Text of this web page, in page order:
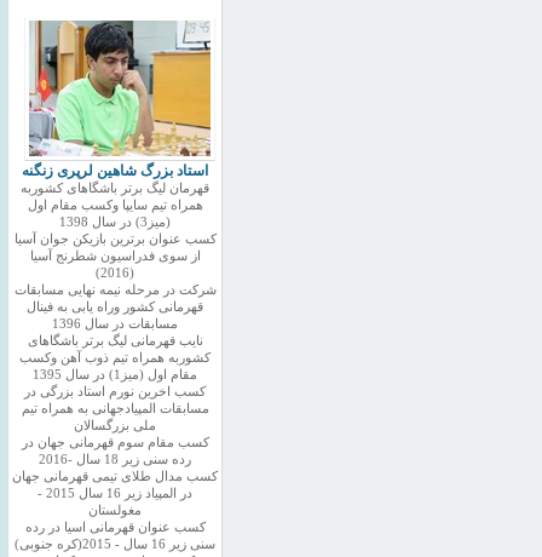
استاد بزرگ شاهین لرپری زنگنه
قهرمان لیگ برتر باشگاهای کشوربه
همراه تیم سایپا وکسب مقام اول
(میز3) در سال 1398
کسب عنوان برترین بازیکن جوان آسیا
از سوی فدراسیون شطرنج آسیا
(2016)
شرکت در مرحله نیمه نهایی مسابقات
قهرمانی کشور وراه یابی به فینال
مسابقات در سال 1396
نایب قهرمانی لیگ برتر باشگاهای
کشوربه همراه تیم ذوب آهن وکسب
مقام اول (میز1) در سال 1395
کسب اخرین نورم استاد بزرگی در
مسابقات المپیادجهانی به همراه تیم
ملی بزرگسالان
کسب مقام سوم قهرمانی جهان در
رده سنی زیر 18 سال -2016
کسب مدال طلای تیمی قهرمانی جهان
در المپیاد زیر 16 سال 2015 -
مغولستان
کسب عنوان قهرمانی اسیا در رده
سنی زیر 16 سال - 2015(کره جنوبی)